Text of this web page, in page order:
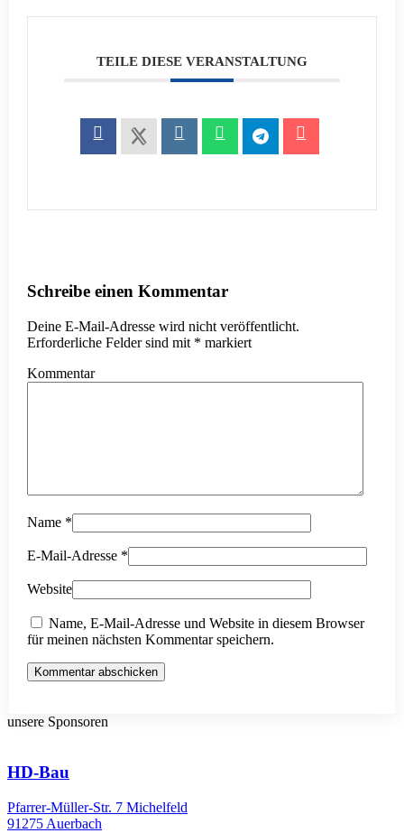
TEILE DIESE VERANSTALTUNG
Schreibe einen Kommentar
Deine E-Mail-Adresse wird nicht veröffentlicht.
Erforderliche Felder sind mit * markiert
Kommentar
Name *
E-Mail-Adresse *
Website
Name, E-Mail-Adresse und Website in diesem Browser
für meinen nächsten Kommentar speichern.
Kommentar abschicken
unsere Sponsoren
HD-Bau
Pfarrer-Müller-Str. 7 Michelfeld
91275 Auerbach